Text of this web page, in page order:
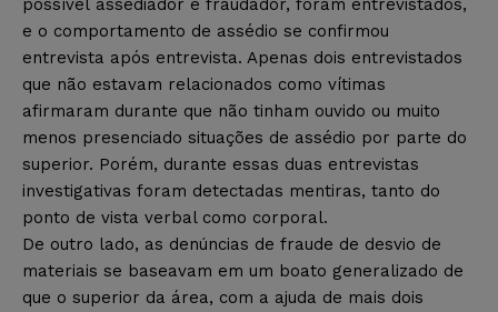
e o comportamento de assédio se confirmou
entrevista após entrevista. Apenas dois entrevistados
que não estavam relacionados como vítimas
afirmaram durante que não tinham ouvido ou muito
menos presenciado situações de assédio por parte do
superior. Porém, durante essas duas entrevistas
investigativas foram detectadas mentiras, tanto do
ponto de vista verbal como corporal.
De outro lado, as denúncias de fraude de desvio de
materiais se baseavam em um boato generalizado de
que o superior da área, com a ajuda de mais dois